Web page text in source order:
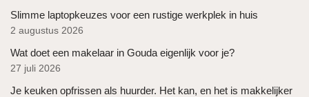
Slimme laptopkeuzes voor een rustige werkplek in huis
2 augustus 2026
Wat doet een makelaar in Gouda eigenlijk voor je?
27 juli 2026
Je keuken opfrissen als huurder. Het kan, en het is makkelijker